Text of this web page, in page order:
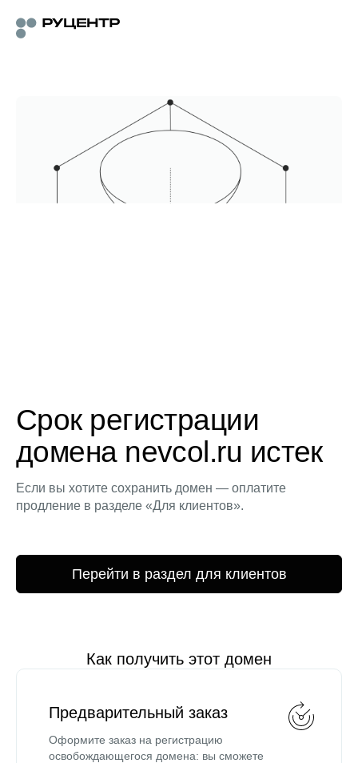
Срок регистрации
домена nevcol.ru истек
Если вы хотите сохранить домен — оплатите
продление в разделе «Для клиентов».
Перейти в раздел для клиентов
Как получить этот домен
Предварительный заказ
Оформите заказ на регистрацию
освобождающегося домена: вы сможете